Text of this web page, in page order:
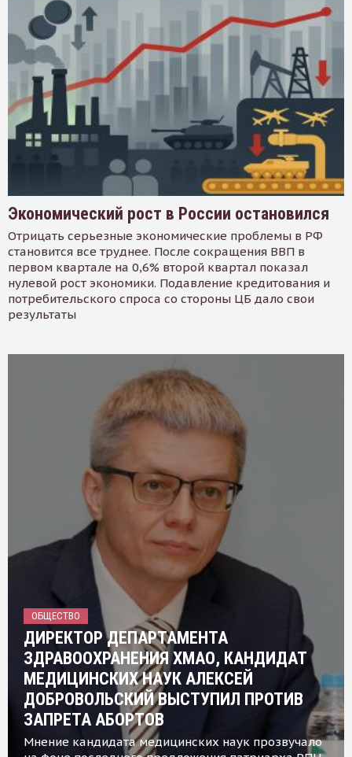
Экономический рост в России остановился
Отрицать серьезные экономические проблемы в РФ
становится все труднее. После сокращения ВВП в
первом квартале на 0,6% второй квартал показал
нулевой рост экономики. Подавление кредитования и
потребительского спроса со стороны ЦБ дало свои
результаты
ОБЩЕСТВО
ДИРЕКТОР ДЕПАРТАМЕНТА
ЗДРАВООХРАНЕНИЯ ХМАО, КАНДИДАТ
МЕДИЦИНСКИХ НАУК АЛЕКСЕЙ
ДОБРОВОЛЬСКИЙ ВЫСТУПИЛ ПРОТИВ
ЗАПРЕТА АБОРТОВ
Мнение кандидата медицинских наук прозвучало